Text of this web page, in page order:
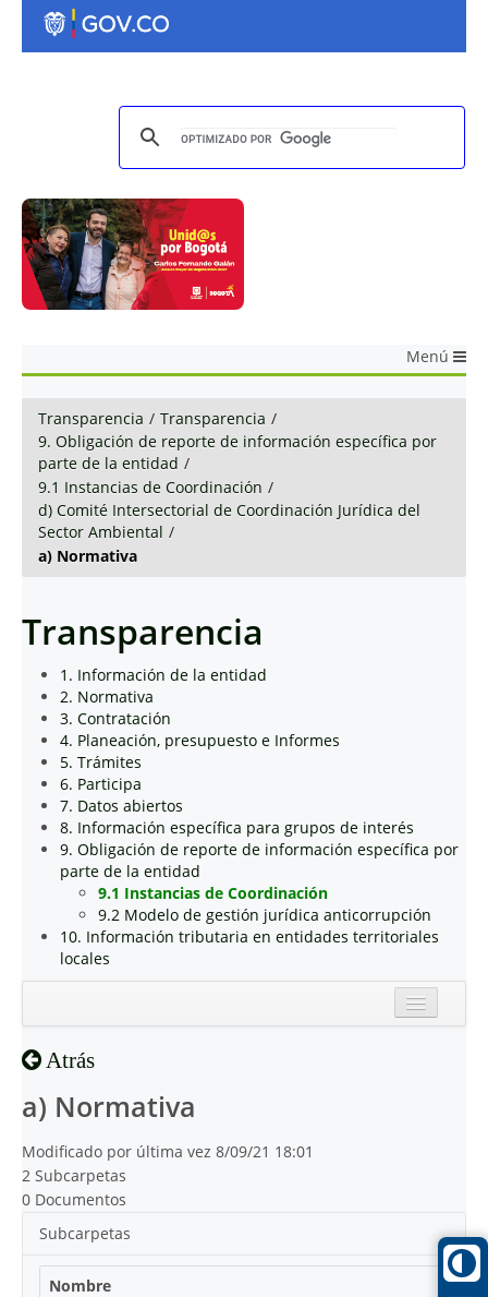
Menú
Transparencia / Transparencia /
9. Obligación de reporte de información específica por
parte de la entidad /
9.1 Instancias de Coordinación /
d) Comité Intersectorial de Coordinación Jurídica del
Sector Ambiental /
a) Normativa
Transparencia
1. Información de la entidad
2. Normativa
3. Contratación
4. Planeación, presupuesto e Informes
5. Trámites
6. Participa
7. Datos abiertos
8. Información específica para grupos de interés
9. Obligación de reporte de información específica por
parte de la entidad
9.1 Instancias de Coordinación
9.2 Modelo de gestión jurídica anticorrupción
10. Información tributaria en entidades territoriales
locales
Atrás
a) Normativa
Modificado por última vez 8/09/21 18:01
2 Subcarpetas
0 Documentos
Subcarpetas
Nombre